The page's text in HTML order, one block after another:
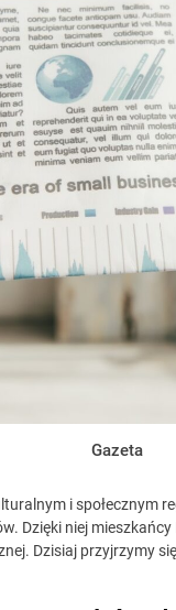
Gazeta
i społecznym
Dzięki niej
Dzisiaj przyjrzymy